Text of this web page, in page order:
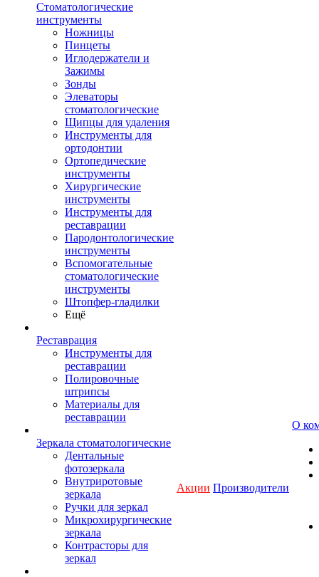
Стоматологические
инструменты
Ножницы
Пинцеты
Иглодержатели и
Зажимы
Зонды
Элеваторы
стоматологические
Щипцы для удаления
Инструменты для
ортодонтии
Ортопедические
инструменты
Хирургические
инструменты
Инструменты для
реставрации
Пародонтологические
инструменты
Вспомогательные
стоматологические
инструменты
Штопфер-гладилки
Ещё
Реставрация
Инструменты для
реставрации
Полировочные
штрипсы
Материалы для
реставрации
Зеркала стоматологические
Дентальные
фотозеркала
Внутриротовые
зеркала
Ручки для зеркал
Микрохирургические
зеркала
Контрасторы для
зеркал
Акции Производители
О